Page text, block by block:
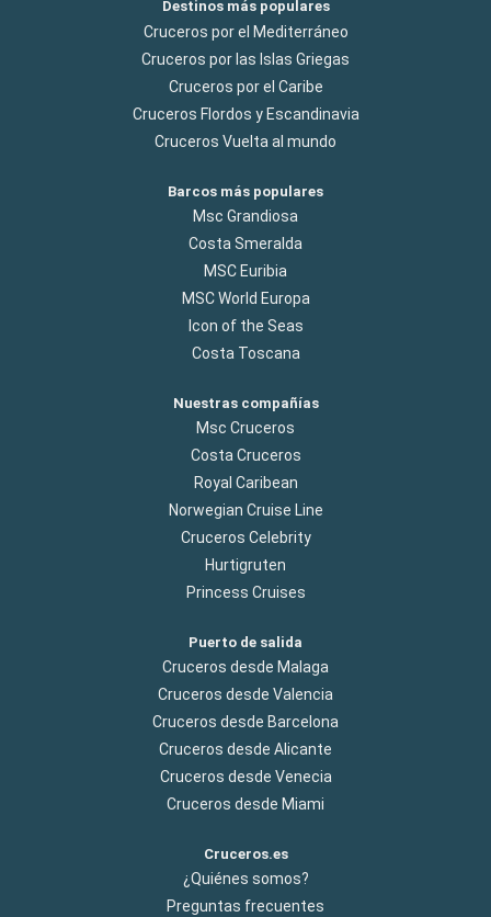
Destinos más populares
Cruceros por el Mediterráneo
Cruceros por las Islas Griegas
Cruceros por el Caribe
Cruceros Flordos y Escandinavia
Cruceros Vuelta al mundo
Barcos más populares
Msc Grandiosa
Costa Smeralda
MSC Euribia
MSC World Europa
Icon of the Seas
Costa Toscana
Nuestras compañías
Msc Cruceros
Costa Cruceros
Royal Caribean
Norwegian Cruise Line
Cruceros Celebrity
Hurtigruten
Princess Cruises
Puerto de salida
Cruceros desde Malaga
Cruceros desde Valencia
Cruceros desde Barcelona
Cruceros desde Alicante
Cruceros desde Venecia
Cruceros desde Miami
Cruceros.es
¿Quiénes somos?
Preguntas frecuentes